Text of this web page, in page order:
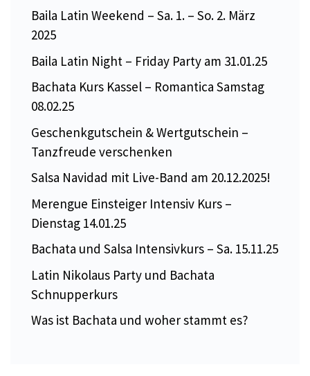
Baila Latin Weekend – Sa. 1. – So. 2. März
2025
Baila Latin Night – Friday Party am 31.01.25
Bachata Kurs Kassel – Romantica Samstag
08.02.25
Geschenkgutschein & Wertgutschein –
Tanzfreude verschenken
Salsa Navidad mit Live-Band am 20.12.2025!
Merengue Einsteiger Intensiv Kurs –
Dienstag 14.01.25
Bachata und Salsa Intensivkurs – Sa. 15.11.25
Latin Nikolaus Party und Bachata
Schnupperkurs
Was ist Bachata und woher stammt es?